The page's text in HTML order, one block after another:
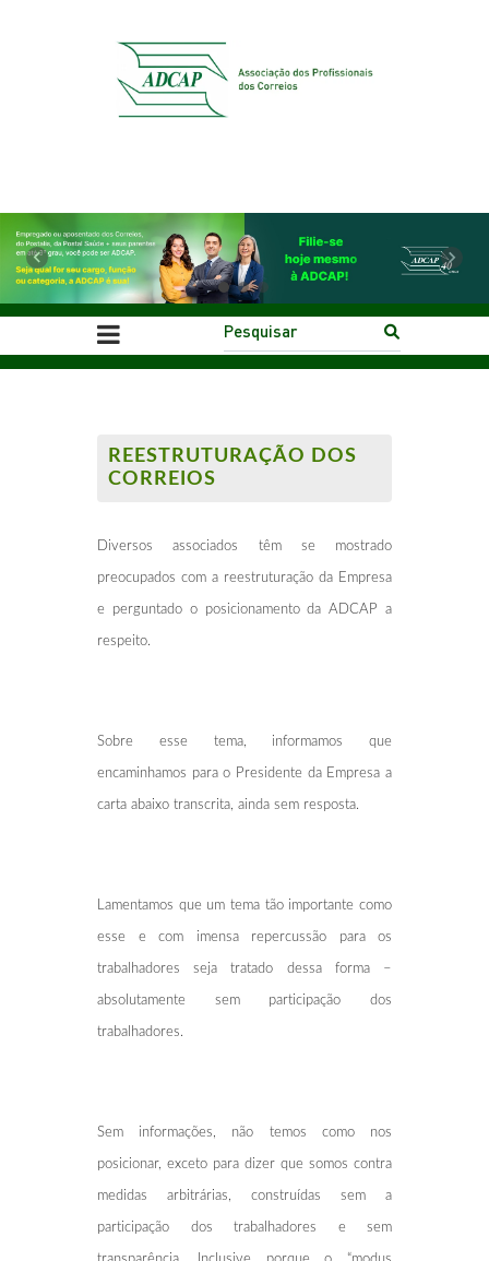
Previous Next
REESTRUTURAÇÃO DOS
CORREIOS
Diversos associados têm se mostrado
preocupados com a reestruturação da Empresa
e perguntado o posicionamento da ADCAP a
respeito.
Sobre esse tema, informamos que
encaminhamos para o Presidente da Empresa a
carta abaixo transcrita, ainda sem resposta.
Lamentamos que um tema tão importante como
esse e com imensa repercussão para os
trabalhadores seja tratado dessa forma –
absolutamente sem participação dos
trabalhadores.
Sem informações, não temos como nos
posicionar, exceto para dizer que somos contra
medidas arbitrárias, construídas sem a
participação dos trabalhadores e sem